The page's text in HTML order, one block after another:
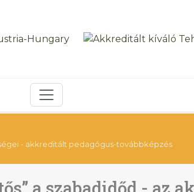
- akkreditált pedagógus-továbbképzés